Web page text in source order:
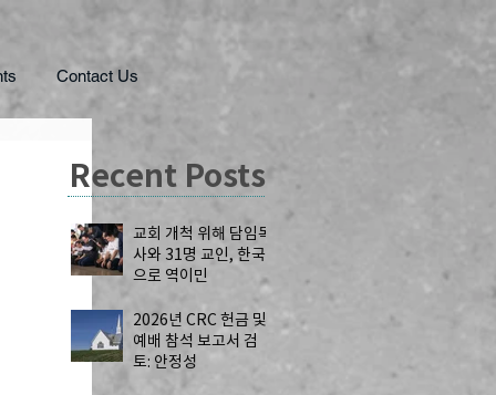
Contact Us
Recent Posts
교회 개척 위해 담임목
사와 31명 교인, 한국
으로 역이민
2026년 CRC 헌금 및
예배 참석 보고서 검
토: 안정성